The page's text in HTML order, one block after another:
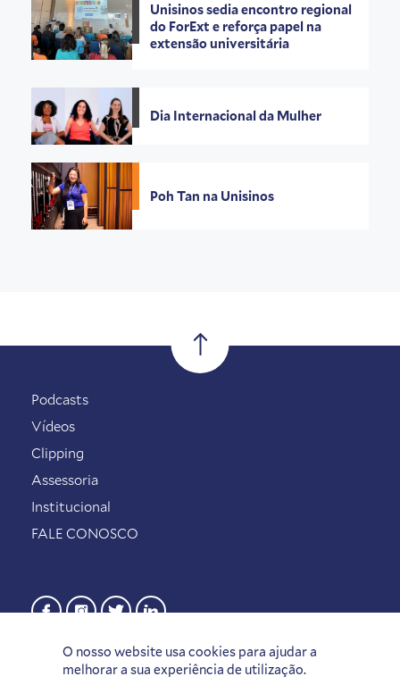
Unisinos sedia encontro regional
do ForExt e reforça papel na
extensão universitária
Dia Internacional da Mulher
Poh Tan na Unisinos
O nosso website usa cookies para ajudar a
melhorar a sua experiência de utilização.
Podcasts
Vídeos
Clipping
Assessoria
Institucional
FALE CONOSCO